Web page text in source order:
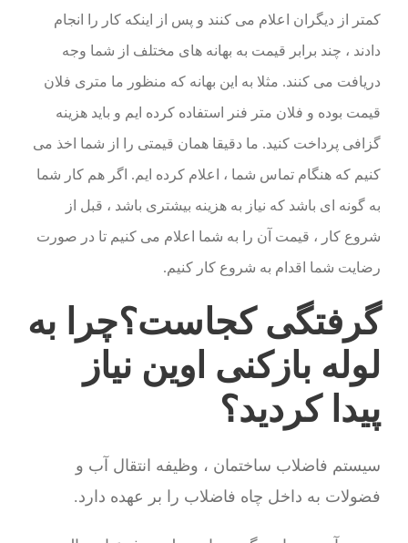
کمتر از دیگران اعلام می کنند و پس از اینکه کار را انجام
دادند ، چند برابر قیمت به بهانه های مختلف از شما وجه
دریافت می کنند. مثلا به این بهانه که منظور ما متری فلان
قیمت بوده و فلان متر فنر استفاده کرده ایم و باید هزینه
گزافی پرداخت کنید. ما دقیقا همان قیمتی را از شما اخذ می
کنیم که هنگام تماس شما ، اعلام کرده ایم. اگر هم کار شما
به گونه ای باشد که نیاز به هزینه بیشتری باشد ، قبل از
شروع کار ، قیمت آن را به شما اعلام می کنیم تا در صورت
رضایت شما اقدام به شروع کار کنیم.
گرفتگی کجاست؟چرا به
لوله بازکنی اوین نیاز
پیدا کردید؟
سیستم فاضلاب ساختمان ، وظیفه انتقال آب و
فضولات به داخل چاه فاضلاب را بر عهده دارد.